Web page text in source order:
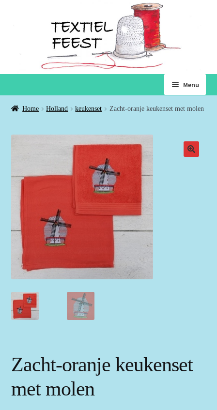
naar
de
Menu
Home
Winkel
Winkelmand
Voorwaarden
Over ons
Home Holland keukenset Zacht-oranje keukenset met molen
Zacht-oranje keukenset
met molen